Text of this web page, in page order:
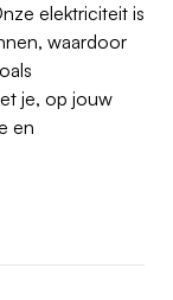
elektriciteit is
waardoor
je, op jouw
en